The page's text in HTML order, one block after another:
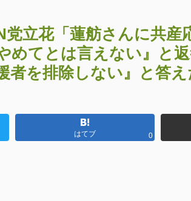
党立花「蓮舫さんに共産
めてとは言えない』と
者を排除しない』と答え
はてブ 0